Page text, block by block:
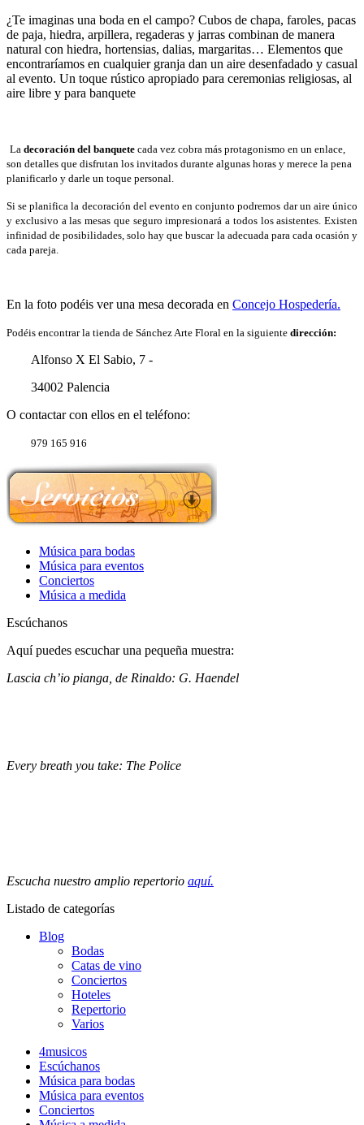
¿Te imaginas una boda en el campo? Cubos de chapa, faroles, pacas
de paja, hiedra, arpillera, regaderas y jarras combinan de manera
natural con hiedra, hortensias, dalias, margaritas… Elementos que
encontraríamos en cualquier granja dan un aire desenfadado y casual
al evento. Un toque rústico apropiado para ceremonias religiosas, al
aire libre y para banquete
La decoración del banquete cada vez cobra más protagonismo en un enlace,
son detalles que disfrutan los invitados durante algunas horas y merece la pena
planificarlo y darle un toque personal.
Si se planifica la decoración del evento en conjunto podremos dar un aire único
y exclusivo a las mesas que seguro impresionará a todos los asistentes. Existen
infinidad de posibilidades, solo hay que buscar la adecuada para cada ocasión y
cada pareja.
En la foto podéis ver una mesa decorada en Concejo Hospedería.
Podéis encontrar la tienda de Sánchez Arte Floral en la siguiente dirección:
Alfonso X El Sabio, 7 -
34002 Palencia
O contactar con ellos en el teléfono:
979 165 916
Música para bodas
Música para eventos
Conciertos
Música a medida
Escúchanos
Aquí puedes escuchar una pequeña muestra:
Lascia ch’io pianga, de Rinaldo: G. Haendel
Every breath you take: The Police
Escucha nuestro amplio repertorio aquí.
Listado de categorías
Blog
Bodas
Catas de vino
Conciertos
Hoteles
Repertorio
Varios
4musicos
Escúchanos
Música para bodas
Música para eventos
Conciertos